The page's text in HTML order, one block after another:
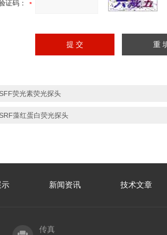
证码：
SFF荧光素荧光探头
SRF藻红蛋白荧光探头
示 新闻资讯 技术文章
传真